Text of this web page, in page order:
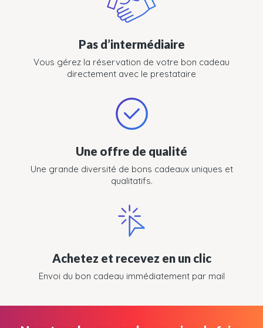
Pas d’intermédiaire
Vous gérez la réservation de votre bon cadeau
directement avec le prestataire
Une offre de qualité
Une grande diversité de bons cadeaux uniques et
qualitatifs.
Achetez et recevez en un clic
Envoi du bon cadeau immédiatement par mail